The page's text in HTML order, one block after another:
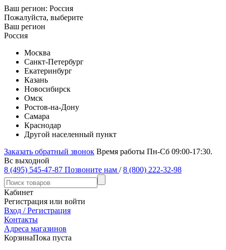
Ваш регион: Россия
Пожалуйста, выберите
Ваш регион
Россия
Москва
Санкт-Петербург
Екатеринбург
Казань
Новосибирск
Омск
Ростов-на-Дону
Самара
Краснодар
Другой населенный пункт
Заказать обратный звонок Время работы Пн-Сб 09:00-17:30.
Вс выходной
8 (495) 545-47-87 Позвоните нам / 8 (800) 222-32-98
Кабинет
Регистрация или войти
Вход / Регистрация
Контакты
Адреса магазинов
КорзинаПока пуста